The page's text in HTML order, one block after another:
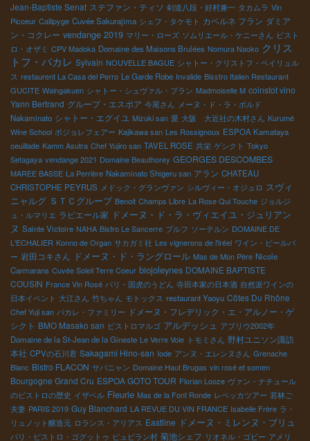
Jean-Baptiste Senat ステファン・ティソ 剣道八段・好村兼一 タカムラ Vin
Picoeur Callipyge Cuvée Sakurajima シェフ・タケモト カベルネ フラン ダミア
ン・コクレー vendange 2019 マリー・ローズ ソムリエール・ケニーさん ビスト
ロ・オザミ CPV Madoka Domaine des Maisons Brulées Nomura Naoko クリス
トフ・パカレ Sylvain NOUVELLE BAGUE シャトー・クリストフ・ペイリュル
ス restaurent La Casa del Perro Le Garde Robe Invalide Bisstro Italien Restaurant
GUCITE Waingakuen シャトー・シュヴァル・ブラン Madmoiselle M coinstot vino
Yann Bertrand グループ・エスポア 今尾さん メーヌ・ド・ラ・ボルド
Nakaminato シャトー・エグイユ Mizuki san 愛 大阪 大近社の木村さん Kurumé
Wine School ボジョレフェアー Kajikawa san Les Rossignoux ESPOA Kamataya
oeuillade Kamm Asutra Chef Yujiro san TAVEL ROSE 共栄 ゲシクト Tokyo
Setagaya vendange 2021 Domaine Beauthorey GEORGES DESCOMBES
MAREE BASSE La Perrière Nakaminato Shigeru san アラン CHATEAU
CHRISTOPHE PEYRUS メドック・グランヴァン シルヴィー・オジュロ スヴィ
ニャルグ ＳＴＣグループ Benoit Champs Libre La Rose Qui Touche ジョルジ
ュ・ルマリエ ラピエール家 ドメーヌ・ド・ラ・ヴィエイユ・ジュリアン
ヌ Sainte Victoire NAHA Bistro Le Sancerre プルフ ソーテルン DOMAINE DE
L'ECHALIER Konno de Organ サカガミ社 Les vignerons de l'iréel ワイン・ビールバ
ー 岩田コキさん ドメーヌ・ド・ラングロール Mas de Mon Père Nicole
Carmarans Cuvée Soleil Terre Coeur biojoleynes DOMAINE BAPTISTE
COUSIN France Vin Rosé パリ・国虎のうどん 寺田本家の日本酒 自然派ワインの
日本イベント 大江さん 竹ちゃん モトックス restaurant Yaoyu Côtes Du Rhône
Chef Yuji san パカレ・ファミリー ドメーヌ・フレデリック・エ・アルノー・ゲ
シクト BMO Masako san ビストロマルゴ アルデッシュ アブリウ2002年
Domaine de la St-Jean de la Gineste Le Verre Vole トモミさん 野村ユニソン諏訪
本社 CPVの石川君 Sakagami Hino-san Iode アンヌ・エレンヌさん Grenache
Blanc Bistro FLACON サバニャン Domaine Haut Brugas vin rosé et somen
Bourgogne Grand Cru ESPOA GOTO TOUR Florian Looze ヴァン・ナチュール
のビストロの歴史 イザベル Fleurie Mas de la Font Ronde レベッカツアー 若林ご
夫妻 PARIS 2019 Guy Blanchard LA REVUE DU VIN FRANCE Isabelle Frère ラ・
リュノット醸造元 ロランス・アリアス Eastline ドメーヌ・ミレンヌ・ブリュ
パリ・ビストロ・ゴグットゥ ピュピラン村 菊池シェフ リオネル・ゴビー アメリ